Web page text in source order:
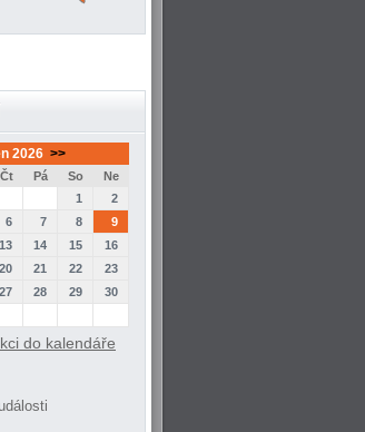
2026 >>
Čt Pá So
Ne
1
2
6 7 8
9
13 14 15
16
20 21 22
23
27 28 29
30
do kalendáře